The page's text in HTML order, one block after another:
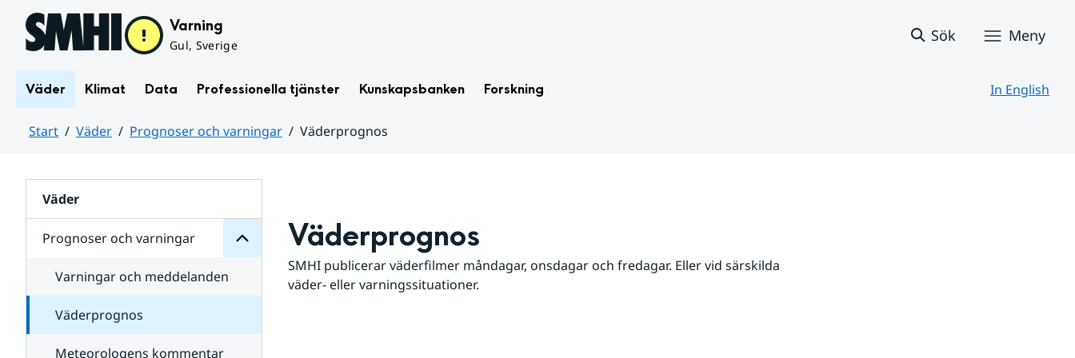
Hoppa till sidans innehåll Varning
Gul, Sverige
Sök Meny
Väder Klimat Data Professionella tjänster Kunskapsbanken Forskning In English
Start Väder Prognoser och varningar
Väderprognos
Väder
Prognoser och varningar
för
varningar
Varningar och meddelanden
Väderprognos
Meteorologens kommentar
Väderprognos
SMHI publicerar väderfilmer måndagar, onsdagar och fredagar. Eller vid särskilda
väder- eller varningssituationer.